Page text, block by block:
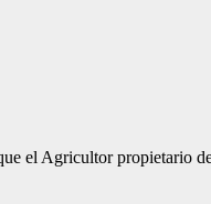
el Agricultor propietario